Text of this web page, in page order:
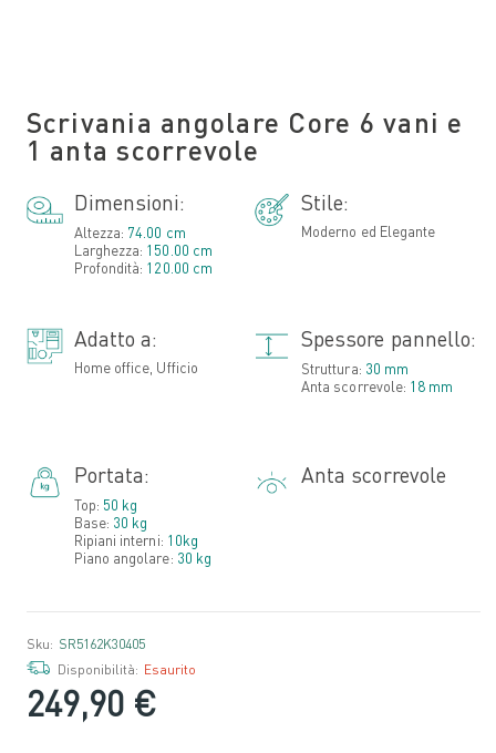
Scrivania angolare Core 6 vani e
1 anta scorrevole
Dimensioni:
Altezza: 74.00 cm
Larghezza: 150.00 cm
Profondità: 120.00 cm
Stile:
Moderno ed Elegante
Adatto a:
Home office, Ufficio
Spessore pannello:
Struttura: 30 mm
Anta scorrevole: 18 mm
Portata:
Top: 50 kg
Base: 30 kg
Ripiani interni: 10kg
Piano angolare: 30 kg
Anta scorrevole
Sku: SR5162K30405
Disponibilità: Esaurito
249,90 €